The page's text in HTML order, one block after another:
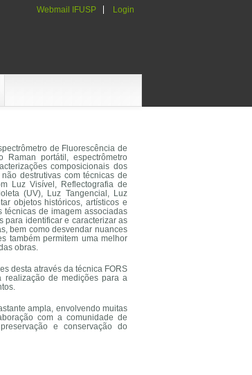
Webmail IFUSP Login
de Fluorescência de
Raman portátil, espectrômetro
composicionais dos
destrutivas com técnicas de
Luz Visível, Reflectografia de
(UV), Luz Tangencial, Luz
objetos históricos, artísticos e
técnicas de imagem associadas
para identificar e caracterizar as
bem como desvendar nuances
também permitem uma melhor
obras.
desta através da técnica FORS
realização de medições para a
ampla, envolvendo muitas
com a comunidade de
e conservação do